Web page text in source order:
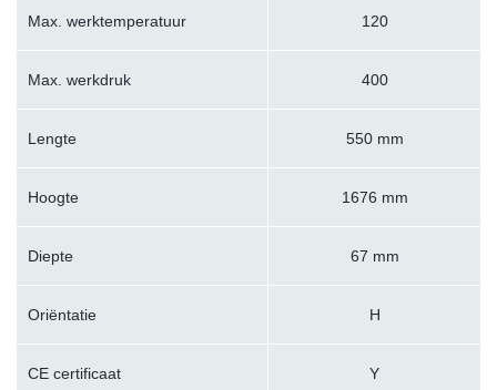
Max. werktemperatuur 120
Max. werkdruk 400
Lengte 550 mm
Hoogte 1676 mm
Diepte 67 mm
Oriëntatie H
CE certificaat Y